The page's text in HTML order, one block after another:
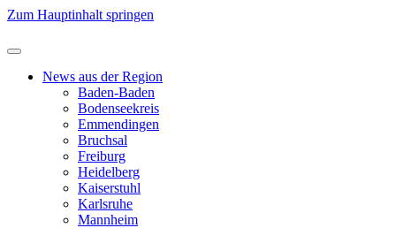
Zum Hauptinhalt springen
News aus der Region
Baden-Baden
Bodenseekreis
Emmendingen
Bruchsal
Freiburg
Heidelberg
Kaiserstuhl
Karlsruhe
Mannheim